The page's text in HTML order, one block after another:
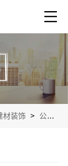
材装饰 > 公司产品